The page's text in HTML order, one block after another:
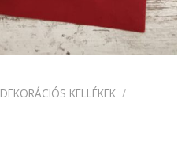
DEKORÁCIÓS KELLÉKEK /